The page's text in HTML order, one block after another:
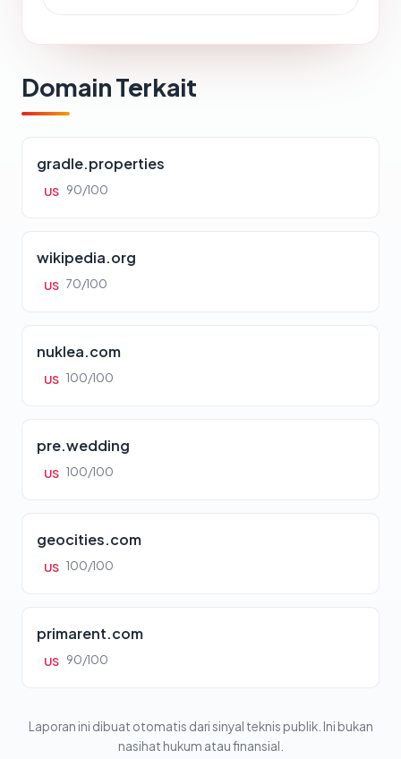
Domain Terkait
gradle.properties
US 90/100
wikipedia.org
US 70/100
nuklea.com
US 100/100
pre.wedding
US 100/100
geocities.com
US 100/100
primarent.com
US 90/100
Laporan ini dibuat otomatis dari sinyal teknis publik. Ini bukan
nasihat hukum atau finansial.